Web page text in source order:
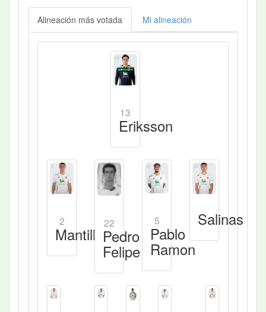
Alineación más votada Mi alineación
13
Eriksson
2
Mantilla
22
Pedro
Felipe
5
Pablo
Ramon
Salinas